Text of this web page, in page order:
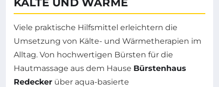
Viele praktische Hilfsmittel erleichtern die
Umsetzung von Kälte- und Wärmetherapien im
Alltag. Von hochwertigen Bürsten für die
Hautmassage aus dem Hause Bürstenhaus
Redecker über aqua-basierte